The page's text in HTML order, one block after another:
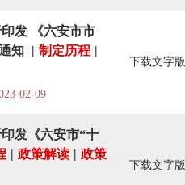
发 《六安市市
知 | 制定历程 |
02-09
下载文字版
发《六安市“十
| 政策解读 | 政策
下载文字版